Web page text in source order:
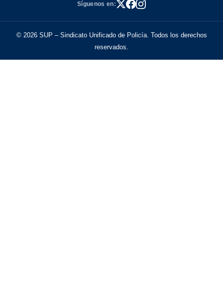
Síguenos en:
© 2026 SUP – Sindicato Unificado de Policía. Todos los derechos
reservados.